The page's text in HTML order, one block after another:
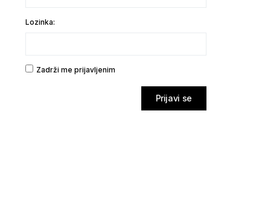
Lozinka:
Zadrži me prijavljenim
Prijavi se